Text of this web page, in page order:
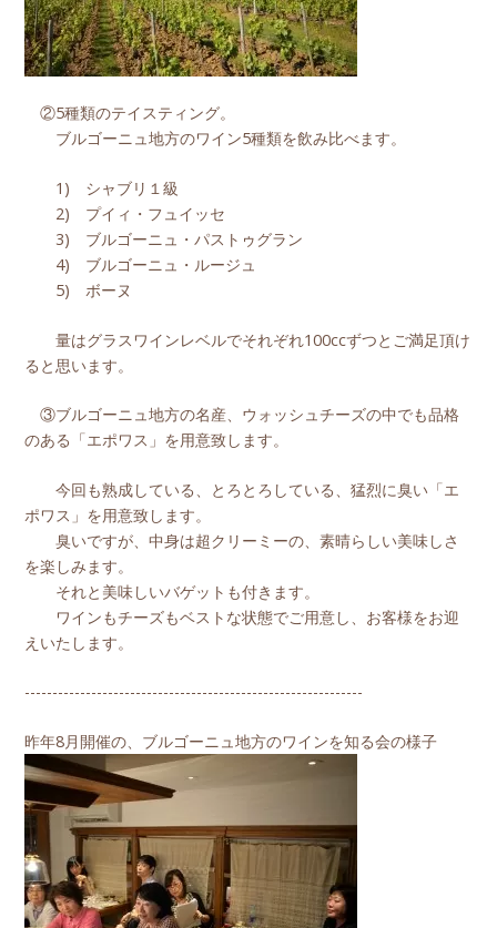
②5種類のテイスティング。
ブルゴーニュ地方のワイン5種類を飲み比べます。
1) シャブリ１級
2) プイィ・フュイッセ
3) ブルゴーニュ・パストゥグラン
4) ブルゴーニュ・ルージュ
5) ボーヌ
量はグラスワインレベルでそれぞれ100ccずつとご満足頂け
ると思います。
③ブルゴーニュ地方の名産、ウォッシュチーズの中でも品格
のある「エポワス」を用意致します。
今回も熟成している、とろとろしている、猛烈に臭い「エ
ポワス」を用意致します。
臭いですが、中身は超クリーミーの、素晴らしい美味しさ
を楽しみます。
それと美味しいバゲットも付きます。
ワインもチーズもベストな状態でご用意し、お客様をお迎
えいたします。
-------------------------------------------------------------
昨年8月開催の、ブルゴーニュ地方のワインを知る会の様子